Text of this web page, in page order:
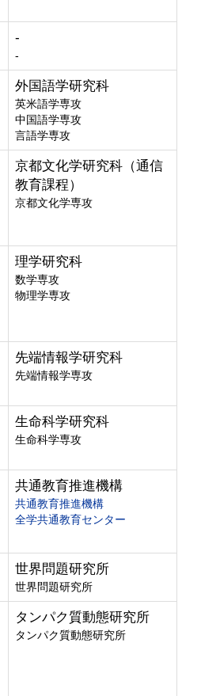
-
-
外国語学研究科
英米語学専攻
中国語学専攻
言語学専攻
京都文化学研究科（通信
教育課程）
京都文化学専攻
理学研究科
数学専攻
物理学専攻
先端情報学研究科
先端情報学専攻
生命科学研究科
生命科学専攻
共通教育推進機構
共通教育推進機構
全学共通教育センター
世界問題研究所
世界問題研究所
タンパク質動態研究所
タンパク質動態研究所